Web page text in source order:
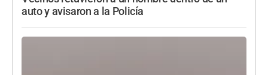
auto y avisaron a la Policía